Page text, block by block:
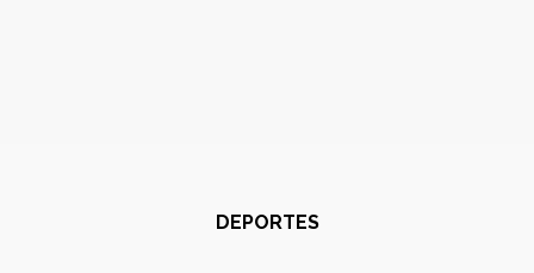
DEPORTES